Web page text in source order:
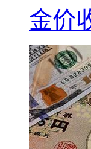
金价